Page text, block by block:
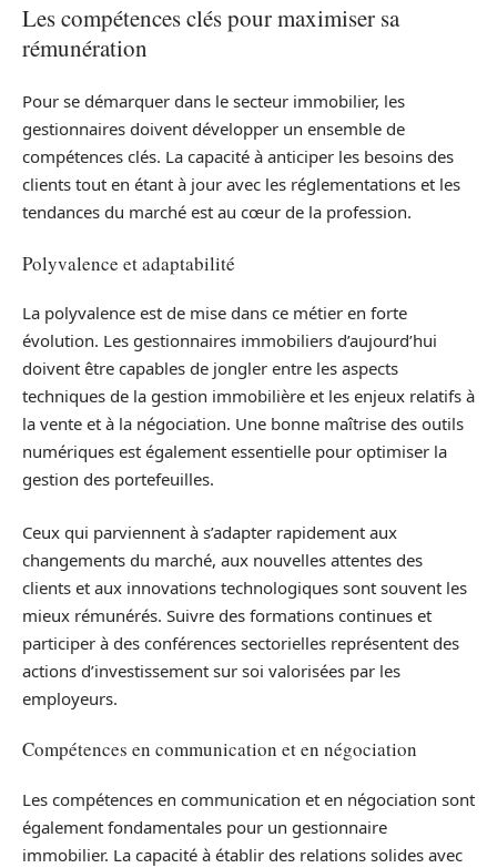
Les compétences clés pour maximiser sa
rémunération
Pour se démarquer dans le secteur immobilier, les
gestionnaires doivent développer un ensemble de
compétences clés. La capacité à anticiper les besoins des
clients tout en étant à jour avec les réglementations et les
tendances du marché est au cœur de la profession.
Polyvalence et adaptabilité
La polyvalence est de mise dans ce métier en forte
évolution. Les gestionnaires immobiliers d’aujourd’hui
doivent être capables de jongler entre les aspects
techniques de la gestion immobilière et les enjeux relatifs à
la vente et à la négociation. Une bonne maîtrise des outils
numériques est également essentielle pour optimiser la
gestion des portefeuilles.
Ceux qui parviennent à s’adapter rapidement aux
changements du marché, aux nouvelles attentes des
clients et aux innovations technologiques sont souvent les
mieux rémunérés. Suivre des formations continues et
participer à des conférences sectorielles représentent des
actions d’investissement sur soi valorisées par les
employeurs.
Compétences en communication et en négociation
Les compétences en communication et en négociation sont
également fondamentales pour un gestionnaire
immobilier. La capacité à établir des relations solides avec